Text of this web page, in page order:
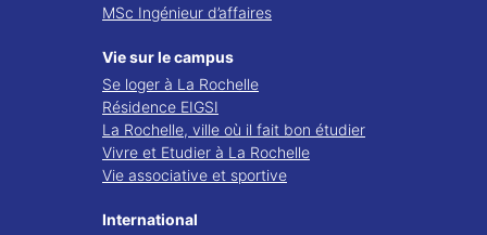
MSc Ingénieur d’affaires
Vie sur le campus
Se loger à La Rochelle
Résidence EIGSI
La Rochelle, ville où il fait bon étudier
Vivre et Etudier à La Rochelle
Vie associative et sportive
International